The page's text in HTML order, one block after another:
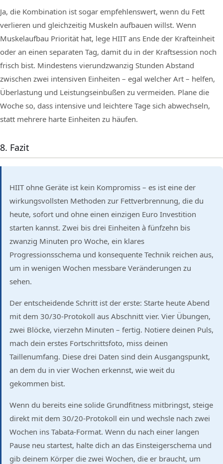
Ja, die Kombination ist sogar empfehlenswert, wenn du Fett
verlieren und gleichzeitig Muskeln aufbauen willst. Wenn
Muskelaufbau Priorität hat, lege HIIT ans Ende der Krafteinheit
oder an einen separaten Tag, damit du in der Kraftsession noch
frisch bist. Mindestens vierundzwanzig Stunden Abstand
zwischen zwei intensiven Einheiten – egal welcher Art – helfen,
Überlastung und Leistungseinbußen zu vermeiden. Plane die
Woche so, dass intensive und leichtere Tage sich abwechseln,
statt mehrere harte Einheiten zu häufen.
8. Fazit
HIIT ohne Geräte ist kein Kompromiss – es ist eine der
wirkungsvollsten Methoden zur Fettverbrennung, die du
heute, sofort und ohne einen einzigen Euro Investition
starten kannst. Zwei bis drei Einheiten à fünfzehn bis
zwanzig Minuten pro Woche, ein klares
Progressionsschema und konsequente Technik reichen aus,
um in wenigen Wochen messbare Veränderungen zu
sehen.
Der entscheidende Schritt ist der erste: Starte heute Abend
mit dem 30/30-Protokoll aus Abschnitt vier. Vier Übungen,
zwei Blöcke, vierzehn Minuten – fertig. Notiere deinen Puls,
mach dein erstes Fortschrittsfoto, miss deinen
Taillenumfang. Diese drei Daten sind dein Ausgangspunkt,
an dem du in vier Wochen erkennst, wie weit du
gekommen bist.
Wenn du bereits eine solide Grundfitness mitbringst, steige
direkt mit dem 30/20-Protokoll ein und wechsle nach zwei
Wochen ins Tabata-Format. Wenn du nach einer langen
Pause neu startest, halte dich an das Einsteigerschema und
gib deinem Körper die zwei Wochen, die er braucht, um